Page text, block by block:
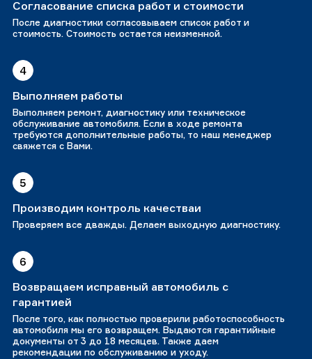
Согласование списка работ и стоимости
После диагностики согласовываем список работ и
стоимость. Стоимость остается неизменной.
4
Выполняем работы
Выполняем ремонт, диагностику или техническое
обслуживание автомобиля. Если в ходе ремонта
требуются дополнительные работы, то наш менеджер
свяжется с Вами.
5
Производим контроль качестваи
Проверяем все дважды. Делаем выходную диагностику.
6
Возвращаем исправный автомобиль с
гарантией
После того, как полностью проверили работоспособность
автомобиля мы его возвращем. Выдаются гарантийные
документы от 3 до 18 месяцев. Также даем
рекомендации по обслуживанию и уходу.